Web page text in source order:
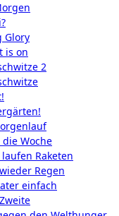
Glory
is on
2
Woche
Raketen
Regen
einfach